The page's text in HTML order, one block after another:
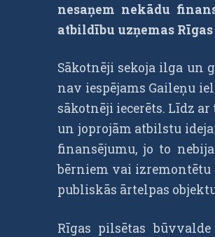
nesaņem nekādu
atbildību uzņemas
Sākotnēji sekoja ilga un
nav iespējams Gaileņu
sākotnēji iecerēts. Līdz
un joprojām atbilstu
finansējumu, jo to
bērniem vai izremontētu
publiskās ārtelpas
Rīgas pilsētas